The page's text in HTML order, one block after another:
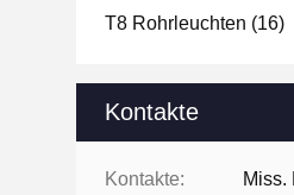
T8 Rohrleuchten (16)
Kontakte
Kontakte: Miss.